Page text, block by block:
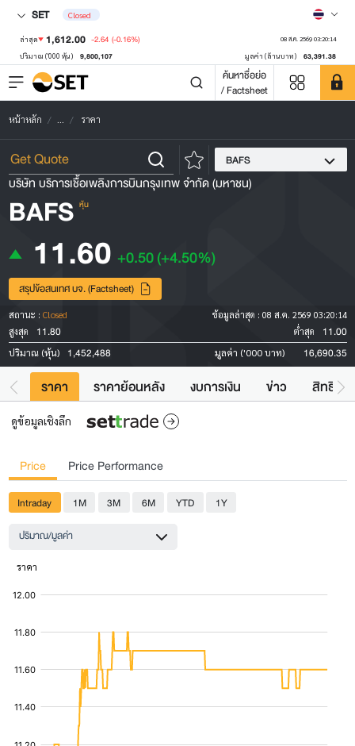
SET Closed
ล่าสุด 1,612.00 -2.64 (-0.16%) 08 ส.ค. 2569 03:20:14
ปริมาณ ('000 หุ้น) 9,800,107 มูลค่า (ล้านบาท) 63,391.38
ค้นหาชื่อย่อ
/ Factsheet
หน้าหลัก ... ราคา
BAFS
บริษัท บริการเชื้อเพลิงการบินกรุงเทพ จำกัด (มหาชน)
BAFS หุ้น
11.60 +0.50(+4.50%)
สรุปข้อสนเทศ บจ. (Factsheet)
สถานะ : Closed ข้อมูลล่าสุด : 08 ส.ค. 2569 03:20:14
สูงสุด
11.80 ต่ำสุด 11.00
ปริมาณ (หุ้น) 1,452,488 มูลค่า ('000 บาท) 16,690.35
ราคา ราคาย้อนหลัง งบการเงิน ข่าว สิทธิปร
ดูข้อมูลเชิงลึก
Price Price Performance
Intraday 1M 3M 6M YTD
1Y
ปริมาณ/มูลค่า